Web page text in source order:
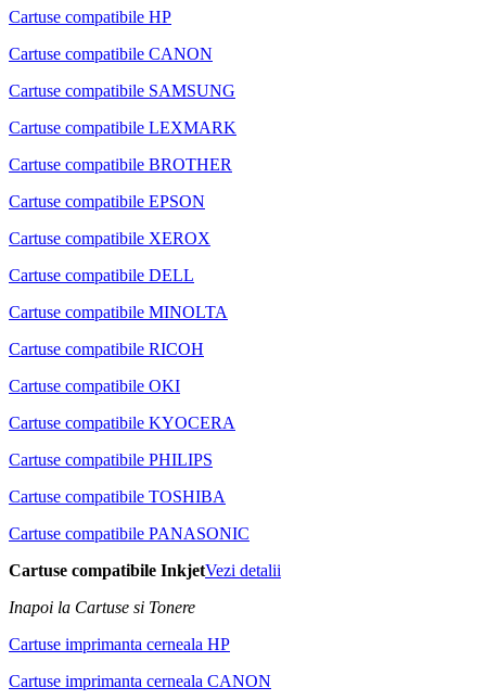
Cartuse compatibile HP
Cartuse compatibile CANON
Cartuse compatibile SAMSUNG
Cartuse compatibile LEXMARK
Cartuse compatibile BROTHER
Cartuse compatibile EPSON
Cartuse compatibile XEROX
Cartuse compatibile DELL
Cartuse compatibile MINOLTA
Cartuse compatibile RICOH
Cartuse compatibile OKI
Cartuse compatibile KYOCERA
Cartuse compatibile PHILIPS
Cartuse compatibile TOSHIBA
Cartuse compatibile PANASONIC
Cartuse compatibile InkjetVezi detalii
Inapoi la Cartuse si Tonere
Cartuse imprimanta cerneala HP
Cartuse imprimanta cerneala CANON